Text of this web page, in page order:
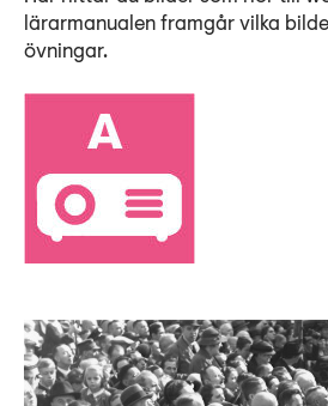
lärarmanualen framgår vilka
övningar.